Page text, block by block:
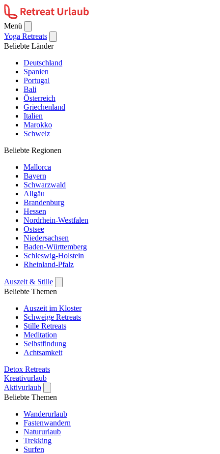
Menü
Yoga Retreats
Beliebte Länder
Deutschland
Spanien
Portugal
Bali
Österreich
Griechenland
Italien
Marokko
Schweiz
Beliebte Regionen
Mallorca
Bayern
Schwarzwald
Allgäu
Brandenburg
Hessen
Nordrhein-Westfalen
Ostsee
Niedersachsen
Baden-Württemberg
Schleswig-Holstein
Rheinland-Pfalz
Auszeit & Stille
Beliebte Themen
Auszeit im Kloster
Schweige Retreats
Stille Retreats
Meditation
Selbstfindung
Achtsamkeit
Detox Retreats
Kreativurlaub
Aktivurlaub
Beliebte Themen
Wanderurlaub
Fastenwandern
Natururlaub
Trekking
Surfen